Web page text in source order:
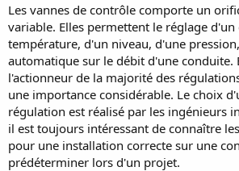
Les vannes de contrôle comporte un
variable. Elles permettent le réglage
température, d'un niveau, d'une
automatique sur le débit d'une conduite.
l'actionneur de la majorité des
une importance considérable. Le choix
régulation est réalisé par les ingénieurs
il est toujours intéressant de connaître
pour une installation correcte sur une
prédéterminer lors d'un projet.